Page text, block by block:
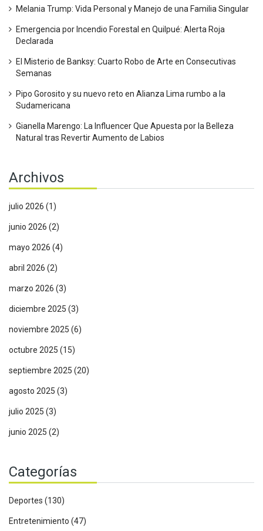
Melania Trump: Vida Personal y Manejo de una Familia Singular
Emergencia por Incendio Forestal en Quilpué: Alerta Roja
Declarada
El Misterio de Banksy: Cuarto Robo de Arte en Consecutivas
Semanas
Pipo Gorosito y su nuevo reto en Alianza Lima rumbo a la
Sudamericana
Gianella Marengo: La Influencer Que Apuesta por la Belleza
Natural tras Revertir Aumento de Labios
Archivos
julio 2026 (1)
junio 2026 (2)
mayo 2026 (4)
abril 2026 (2)
marzo 2026 (3)
diciembre 2025 (3)
noviembre 2025 (6)
octubre 2025 (15)
septiembre 2025 (20)
agosto 2025 (3)
julio 2025 (3)
junio 2025 (2)
Categorías
Deportes (130)
Entretenimiento (47)